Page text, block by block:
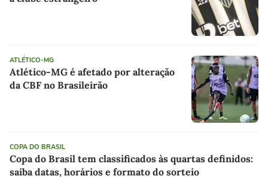
ATLÉTICO-MG
Atlético-MG é afetado por alteração
da CBF no Brasileirão
COPA DO BRASIL
Copa do Brasil tem classificados às quartas definidos:
saiba datas, horários e formato do sorteio